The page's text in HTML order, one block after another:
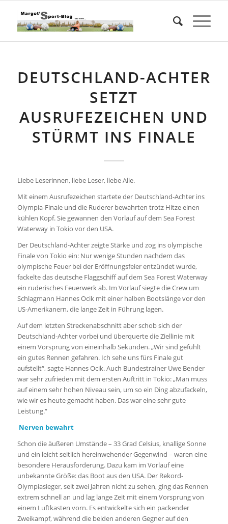
DEUTSCHLAND-ACHTER
SETZT
AUSRUFEZEICHEN UND
STÜRMT INS FINALE
Liebe Leserinnen, liebe Leser, liebe Alle.
Mit einem Ausrufezeichen startete der Deutschland-Achter ins
Olympia-Finale und die Ruderer bewahrten trotz Hitze einen
kühlen Kopf. Sie gewannen den Vorlauf auf dem Sea Forest
Waterway in Tokio vor den USA.
Der Deutschland-Achter zeigte Stärke und zog ins olympische
Finale von Tokio ein: Nur wenige Stunden nachdem das
olympische Feuer bei der Eröffnungsfeier entzündet wurde,
fackelte das deutsche Flaggschiff auf dem Sea Forest Waterway
ein ruderisches Feuerwerk ab. Im Vorlauf siegte die Crew um
Schlagmann Hannes Ocik mit einer halben Bootslänge vor den
US-Amerikanern, die lange Zeit in Führung lagen.
Auf dem letzten Streckenabschnitt aber schob sich der
Deutschland-Achter vorbei und überquerte die Ziellinie mit
einem Vorsprung von eineinhalb Sekunden. „Wir sind gefühlt
ein gutes Rennen gefahren. Ich sehe uns fürs Finale gut
aufstellt“, sagte Hannes Ocik. Auch Bundestrainer Uwe Bender
war sehr zufrieden mit dem ersten Auftritt in Tokio: „Man muss
auf einem sehr hohen Niveau sein, um so ein Ding abzufackeln,
wie wir es heute gemacht haben. Das war eine sehr gute
Leistung.“
Nerven bewahrt
Schon die äußeren Umstände – 33 Grad Celsius, knallige Sonne
und ein leicht seitlich hereinwehender Gegenwind – waren eine
besondere Herausforderung. Dazu kam im Vorlauf eine
unbekannte Größe: das Boot aus den USA. Der Rekord-
Olympiasieger, seit zwei Jahren nicht zu sehen, ging das Rennen
extrem schnell an und lag lange Zeit mit einem Vorsprung von
einem Luftkasten vorn. Es entwickelte sich ein packender
Zweikampf, während die beiden anderen Gegner auf den